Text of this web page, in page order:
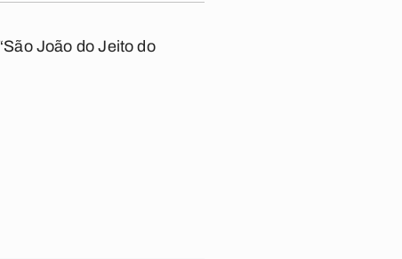
João do Jeito do